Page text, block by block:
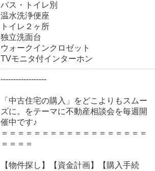
バス・トイレ別
温水洗浄便座
トイレ２ヶ所
独立洗面台
ウォークインクロゼット
TVモニタ付インターホン
------------------
「中古住宅の購入」をどこよりもスムー
ズに。をテーマに不動産相談会を毎週開
催中です♪
＝＝＝＝＝＝＝＝＝＝＝＝＝＝＝＝＝＝
＝＝＝＝
【物件探し】【資金計画】【購入手続